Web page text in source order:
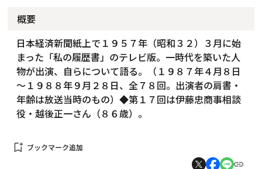
概要
日本経済新聞紙上で１９５７年（昭和３２）３月に始
まった「私の履歴書」のテレビ版。一時代を築いた人
物が出演、自らについて語る。（１９８７年４月８日
～１９８８年９月２８日、全７８回。出演者の肩書・
年齢は放送当時のもの）◆第１７回は伊藤忠商事相談
役・越後正一さん（８６歳）。
bookmark_add ブックマーク追加